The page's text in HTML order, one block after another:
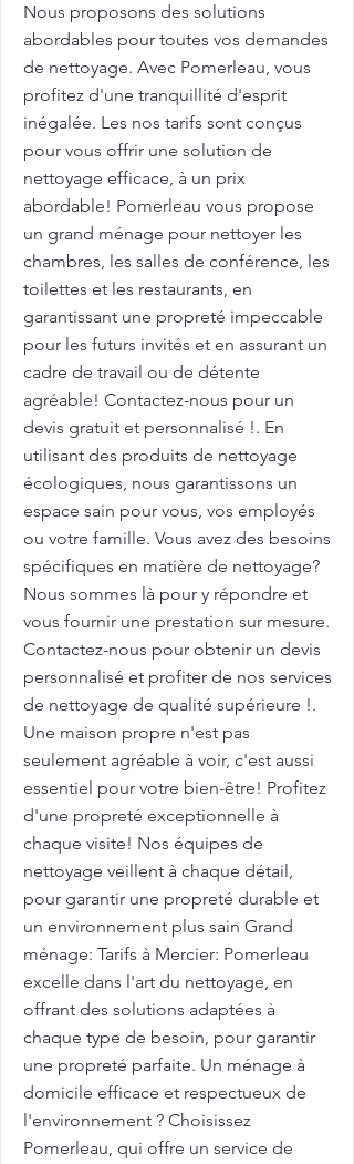
Nous proposons des solutions
abordables pour toutes vos demandes
de nettoyage. Avec Pomerleau, vous
profitez d'une tranquillité d'esprit
inégalée. Les nos tarifs sont conçus
pour vous offrir une solution de
nettoyage efficace, à un prix
abordable! Pomerleau vous propose
un grand ménage pour nettoyer les
chambres, les salles de conférence, les
toilettes et les restaurants, en
garantissant une propreté impeccable
pour les futurs invités et en assurant un
cadre de travail ou de détente
agréable! Contactez-nous pour un
devis gratuit et personnalisé !. En
utilisant des produits de nettoyage
écologiques, nous garantissons un
espace sain pour vous, vos employés
ou votre famille. Vous avez des besoins
spécifiques en matière de nettoyage?
Nous sommes là pour y répondre et
vous fournir une prestation sur mesure.
Contactez-nous pour obtenir un devis
personnalisé et profiter de nos services
de nettoyage de qualité supérieure !.
Une maison propre n'est pas
seulement agréable à voir, c'est aussi
essentiel pour votre bien-être! Profitez
d'une propreté exceptionnelle à
chaque visite! Nos équipes de
nettoyage veillent à chaque détail,
pour garantir une propreté durable et
un environnement plus sain Grand
ménage: Tarifs à Mercier: Pomerleau
excelle dans l'art du nettoyage, en
offrant des solutions adaptées à
chaque type de besoin, pour garantir
une propreté parfaite. Un ménage à
domicile efficace et respectueux de
l'environnement ? Choisissez
Pomerleau, qui offre un service de